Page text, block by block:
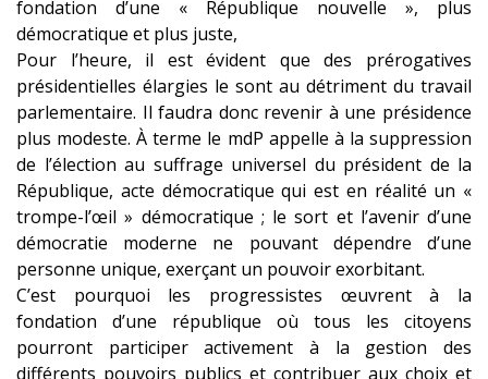
fondation d’une « République nouvelle », plus
démocratique et plus juste,
Pour l’heure, il est évident que des prérogatives
présidentielles élargies le sont au détriment du travail
parlementaire. Il faudra donc revenir à une présidence
plus modeste. À terme le mdP appelle à la suppression
de l’élection au suffrage universel du président de la
République, acte démocratique qui est en réalité un «
trompe-l’œil » démocratique ; le sort et l’avenir d’une
démocratie moderne ne pouvant dépendre d’une
personne unique, exerçant un pouvoir exorbitant.
C’est pourquoi les progressistes œuvrent à la
fondation d’une république où tous les citoyens
pourront participer activement à la gestion des
différents pouvoirs publics et contribuer aux choix et